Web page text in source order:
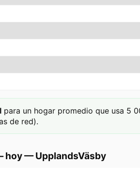
para un hogar promedio que usa 5
de red).
hoy—UpplandsVäsby